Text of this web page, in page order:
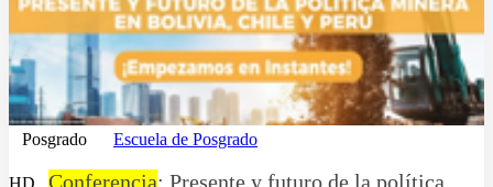
Posgrado Escuela de Posgrado
HD Conferencia: Presente y futuro de la política